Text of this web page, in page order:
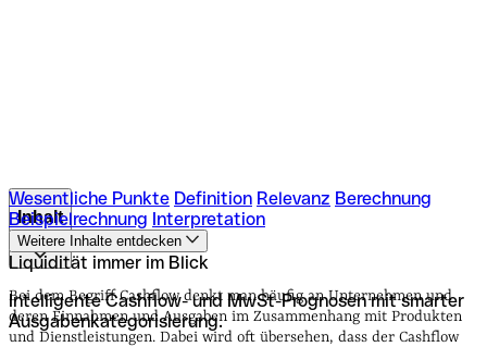
Wesentliche Punkte Definition Relevanz Berechnung
Beispielrechnung Interpretation
Weitere Inhalte entdecken
Liquidität immer im Blick
Intelligente Cashflow- und MwSt-Prognosen mit smarter
Ausgabenkategorisierung.
Inhalt
Wesentliche Punkte Definition
Beispielrechnung Interpretation
Bei dem Begriff Cashflow denkt man häufig an Unternehmen und
deren Einnahmen und Ausgaben im Zusammenhang mit Produkten
und Dienstleistungen. Dabei wird oft übersehen, dass der Cashflow